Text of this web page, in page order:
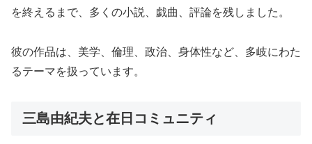
を終えるまで、多くの小説、戯曲、評論を残しました。
彼の作品は、美学、倫理、政治、身体性など、多岐にわた
るテーマを扱っています。
三島由紀夫と在日コミュニティ